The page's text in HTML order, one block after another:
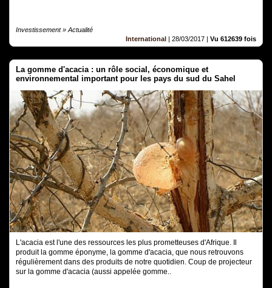
Investissement » Actualité
International | 28/03/2017 | Vu 612639 fois
La gomme d'acacia : un rôle social, économique et
environnemental important pour les pays du sud du Sahel
L'acacia est l'une des ressources les plus prometteuses d'Afrique. Il
produit la gomme éponyme, la gomme d'acacia, que nous retrouvons
régulièrement dans des produits de notre quotidien. Coup de projecteur
sur la gomme d'acacia (aussi appelée gomme..